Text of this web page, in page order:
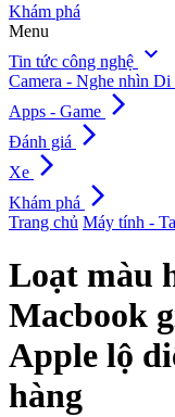
Khám phá
Menu
Tin tức công nghệ expand_more
Camera - Nghe nhìn Di
Apps - Game arrow_forward_ios
Đánh giá arrow_forward_ios
Xe arrow_forward_ios
Khám phá arrow_forward_ios
Trang chủ Máy tính -
Loạt màu
Macbook
Apple lộ
hàng